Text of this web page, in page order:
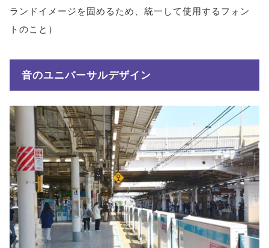
ランドイメージを固めるため、統一して使用するフォン
トのこと）
音のユニバーサルデザイン